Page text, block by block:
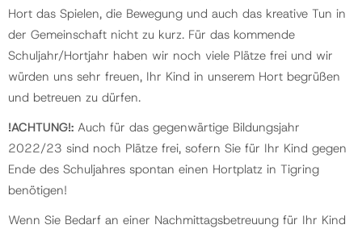
Hort das Spielen, die Bewegung und auch das kreative Tun in
der Gemeinschaft nicht zu kurz. Für das kommende
Schuljahr/Hortjahr haben wir noch viele Plätze frei und wir
würden uns sehr freuen, Ihr Kind in unserem Hort begrüßen
und betreuen zu dürfen.
!ACHTUNG!: Auch für das gegenwärtige Bildungsjahr
2022/23 sind noch Plätze frei, sofern Sie für Ihr Kind gegen
Ende des Schuljahres spontan einen Hortplatz in Tigring
benötigen!
Wenn Sie Bedarf an einer Nachmittagsbetreuung für Ihr Kind